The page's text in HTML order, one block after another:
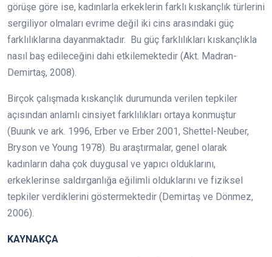
görüşe göre ise, kadınlarla erkeklerin farklı kıskançlık türlerini
sergiliyor olmaları evrime değil iki cins arasındaki güç
farklılıklarına dayanmaktadır. Bu güç farklılıkları kıskançlıkla
nasıl baş edileceğini dahi etkilemektedir (Akt. Madran-
Demirtaş, 2008).
Birçok çalışmada kıskançlık durumunda verilen tepkiler
açısından anlamlı cinsiyet farklılıkları ortaya konmuştur
(Buunk ve ark. 1996, Erber ve Erber 2001, Shettel-Neuber,
Bryson ve Young 1978). Bu araştırmalar, genel olarak
kadınların daha çok duygusal ve yapıcı olduklarını,
erkeklerinse saldırganlığa eğilimli olduklarını ve fiziksel
tepkiler verdiklerini göstermektedir (Demirtaş ve Dönmez,
2006).
KAYNAKÇA